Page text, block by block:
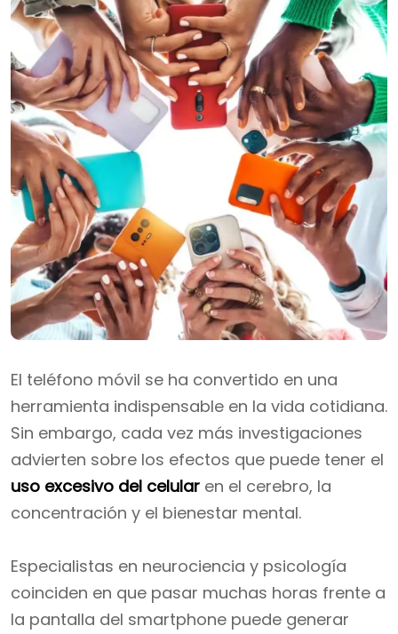
El teléfono móvil se ha convertido en una
herramienta indispensable en la vida cotidiana.
Sin embargo, cada vez más investigaciones
advierten sobre los efectos que puede tener el
uso excesivo del celular en el cerebro, la
concentración y el bienestar mental.
Especialistas en neurociencia y psicología
coinciden en que pasar muchas horas frente a
la pantalla del smartphone puede generar